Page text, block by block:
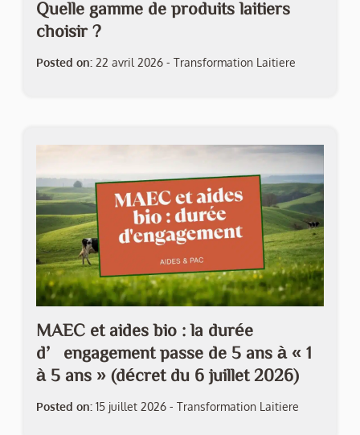
Quelle gamme de produits laitiers
choisir ?
Posted on: 22 avril 2026 - Transformation Laitiere
MAEC et aides bio : la durée
d’engagement passe de 5 ans à « 1
à 5 ans » (décret du 6 juillet 2026)
Posted on: 15 juillet 2026 - Transformation Laitiere